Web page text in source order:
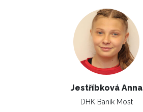
Jestříbková Anna
DHK Baník Most